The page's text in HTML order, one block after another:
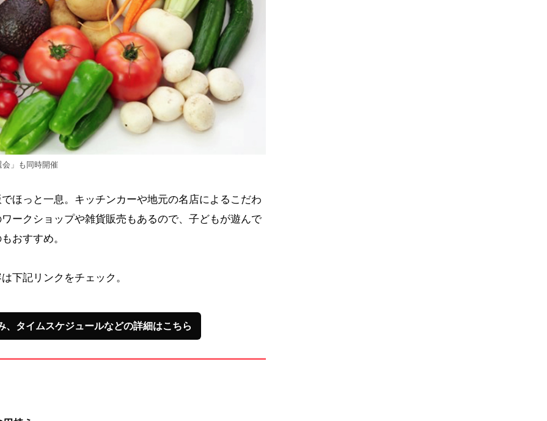
」も同時開催
ほっと一息。キッチンカーや地元の名店によるこだわ
ークショップや雑貨販売もあるので、子どもが遊んで
おすすめ。
下記リンクをチェック。
、タイムスケジュールなどの詳細はこちら